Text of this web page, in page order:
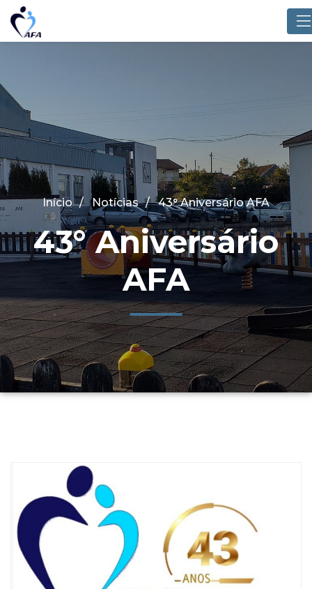
Início Notícias 43° Aniversário AFA
43° Aniversário
AFA